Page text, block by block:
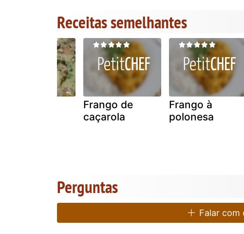
Receitas semelhantes
Frango de
caçarola
Frango à
polonesa
Perguntas
Falar com